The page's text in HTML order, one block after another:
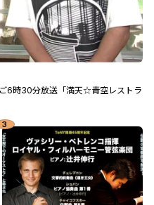
6時30分放送「満天☆青空レストラ